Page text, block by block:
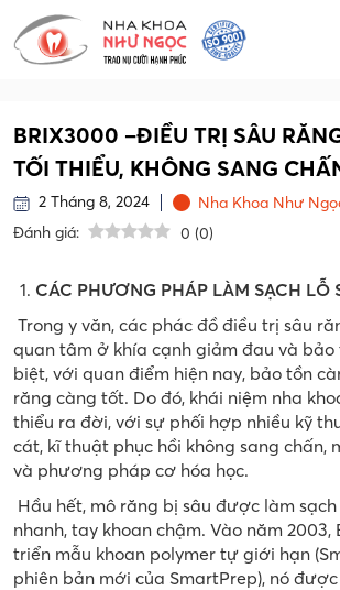
BRIX3000 –ĐIỀU TRỊ SÂU
TỐI THIỂU, KHÔNG SANG
2 Tháng 8, 2024
Nha Khoa Như
Đánh giá:
0 (0)
CÁC PHƯƠNG PHÁP LÀM SẠCH LỖ
Trong y văn, các phác đồ điều trị sâu
quan tâm ở khía cạnh giảm đau và
biệt, với quan điểm hiện nay, bảo tồn
răng càng tốt. Do đó, khái niệm nha
thiểu ra đời, với sự phối hợp nhiều kỹ
cát, kĩ thuật phục hồi không sang chấn,
và phương pháp cơ hóa học.
Hầu hết, mô răng bị sâu được làm
nhanh, tay khoan chậm. Vào năm
triển mẫu khoan polymer tự giới hạn
phiên bản mới của SmartPrep), nó